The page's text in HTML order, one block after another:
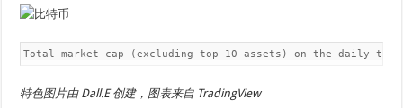
Total market cap (excluding top 10 assets) on the daily
特色图片由 Dall.E 创建，图表来自 TradingView